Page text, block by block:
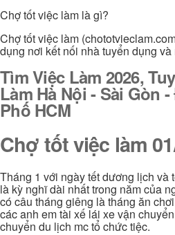
Chợ tốt việc làm là gì?
Chợ tốt việc làm
dụng nơi kết nối nhà tuyển dụng
Tìm Việc Làm 2026,
Làm Hà Nội - Sài Gòn
Phố HCM
Chợ tốt việc làm
Tháng 1 với ngày tết dương lịch và
là kỳ nghĩ dài nhất trong năm của
có câu tháng giêng là tháng ăn
các anh em tài xế lái xe vận
chuyển du lịch mc tổ chức tiệc.